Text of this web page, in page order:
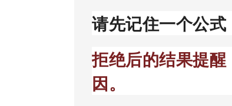
请先记住一个公式
拒绝后的结果提
因。